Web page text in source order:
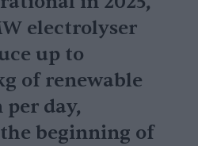
electrolyser
up to
of renewable
day,
beginning of